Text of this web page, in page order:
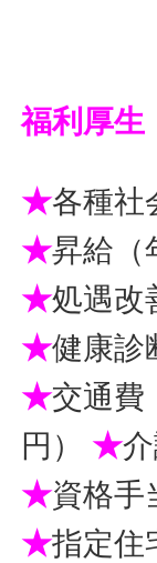
福利厚生
★各種社
★昇給（
★処遇改
★健康診
★交通費
円） ★
★資格手
★指定住